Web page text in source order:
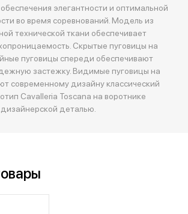
элегантности и оптимальной
во время соревнований. Модель из
технической ткани обеспечивает
Скрытые пуговицы на
пуговицы спереди обеспечивают
застежку. Видимые пуговицы на
современному дизайну классический
Cavalleria Toscana на воротнике
деталью.